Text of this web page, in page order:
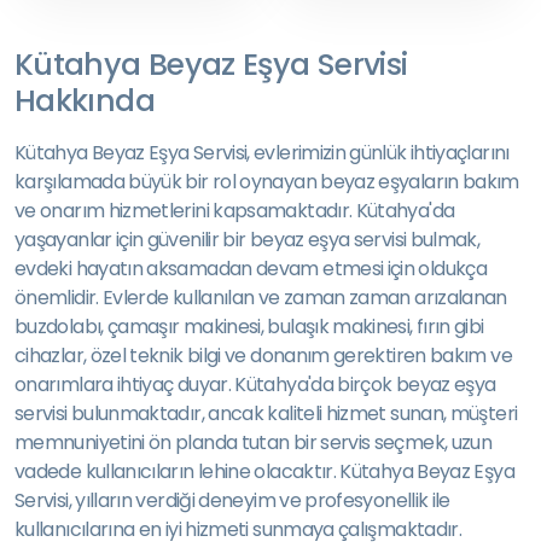
Kütahya Beyaz Eşya Servisi
Hakkında
Kütahya Beyaz Eşya Servisi, evlerimizin günlük ihtiyaçlarını
karşılamada büyük bir rol oynayan beyaz eşyaların bakım
ve onarım hizmetlerini kapsamaktadır. Kütahya'da
yaşayanlar için güvenilir bir beyaz eşya servisi bulmak,
evdeki hayatın aksamadan devam etmesi için oldukça
önemlidir. Evlerde kullanılan ve zaman zaman arızalanan
buzdolabı, çamaşır makinesi, bulaşık makinesi, fırın gibi
cihazlar, özel teknik bilgi ve donanım gerektiren bakım ve
onarımlara ihtiyaç duyar. Kütahya'da birçok beyaz eşya
servisi bulunmaktadır, ancak kaliteli hizmet sunan, müşteri
memnuniyetini ön planda tutan bir servis seçmek, uzun
vadede kullanıcıların lehine olacaktır. Kütahya Beyaz Eşya
Servisi, yılların verdiği deneyim ve profesyonellik ile
kullanıcılarına en iyi hizmeti sunmaya çalışmaktadır.